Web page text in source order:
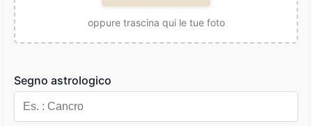
oppure trascina qui le tue foto
Segno astrologico